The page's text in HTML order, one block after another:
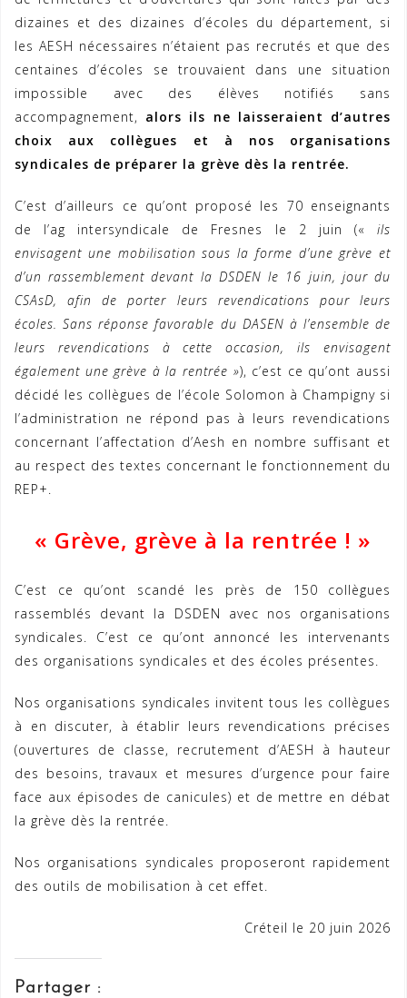
dizaines et des dizaines d’écoles du département, si
les AESH nécessaires n’étaient pas recrutés et que des
centaines d’écoles se trouvaient dans une situation
impossible avec des élèves notifiés sans
accompagnement, alors ils ne laisseraient d’autres
choix aux collègues et à nos organisations
syndicales de préparer la grève dès la rentrée.
C’est d’ailleurs ce qu’ont proposé les 70 enseignants
de l’ag intersyndicale de Fresnes le 2 juin (« ils
envisagent une mobilisation sous la forme d’une grève et
d’un rassemblement devant la DSDEN le 16 juin, jour du
CSAsD, afin de porter leurs revendications pour leurs
écoles. Sans réponse favorable du DASEN à l’ensemble de
leurs revendications à cette occasion, ils envisagent
également une grève à la rentrée »), c’est ce qu’ont aussi
décidé les collègues de l’école Solomon à Champigny si
l’administration ne répond pas à leurs revendications
concernant l’affectation d’Aesh en nombre suffisant et
au respect des textes concernant le fonctionnement du
REP+.
« Grève, grève à la rentrée ! »
C’est ce qu’ont scandé les près de 150 collègues
rassemblés devant la DSDEN avec nos organisations
syndicales. C’est ce qu’ont annoncé les intervenants
des organisations syndicales et des écoles présentes.
Nos organisations syndicales invitent tous les collègues
à en discuter, à établir leurs revendications précises
(ouvertures de classe, recrutement d’AESH à hauteur
des besoins, travaux et mesures d’urgence pour faire
face aux épisodes de canicules) et de mettre en débat
la grève dès la rentrée.
Nos organisations syndicales proposeront rapidement
des outils de mobilisation à cet effet.
Créteil le 20 juin 2026
Partager :